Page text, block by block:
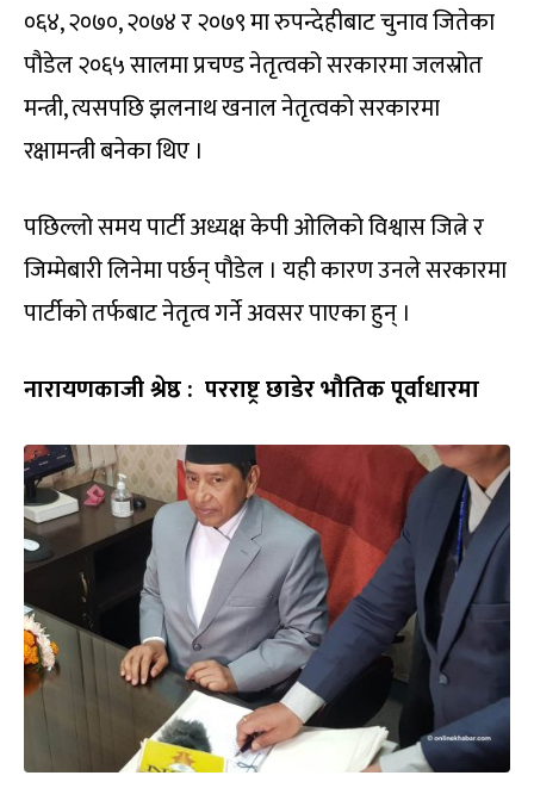
०६४, २०७०, २०७४ र २०७९ मा रुपन्देहीबाट चुनाव जितेका
पौडेल २०६५ सालमा प्रचण्ड नेतृत्वको सरकारमा जलस्रोत
मन्त्री, त्यसपछि झलनाथ खनाल नेतृत्वको सरकारमा
रक्षामन्त्री बनेका थिए ।
पछिल्लो समय पार्टी अध्यक्ष केपी ओलिको विश्वास जित्ने र
जिम्मेबारी लिनेमा पर्छन् पौडेल । यही कारण उनले सरकारमा
पार्टीको तर्फबाट नेतृत्व गर्ने अवसर पाएका हुन् ।
नारायणकाजी श्रेष्ठ : परराष्ट्र छाडेर भौतिक पूर्वाधारमा